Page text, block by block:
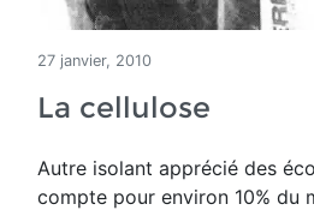
27 janvier, 2010
La cellulose
Autre isolant apprécié des
compte pour environ 10% du